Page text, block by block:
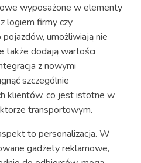
wyposażone w elementy
logiem firmy czy
umożliwiają nie
także dodają wartości
z nowymi
szczególnie
klientów, co jest istotne w
transportowym.
to personalizacja. W
gadżety reklamowe,